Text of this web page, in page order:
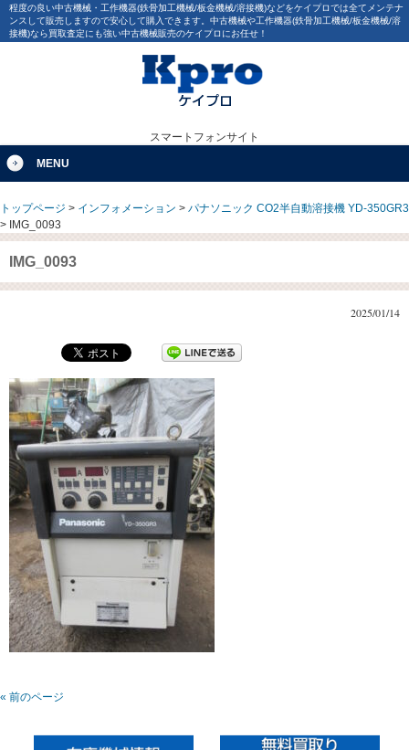
程度の良い中古機械・工作機器(鉄骨加工機械/板金機械/溶接機)などをケイプロでは全てメンテナ
ンスして販売しますので安心して購入できます。中古機械や工作機器(鉄骨加工機械/板金機械/溶
接機)なら買取査定にも強い中古機械販売のケイプロにお任せ！
スマートフォンサイト
MENU
トップページ > インフォメーション > パナソニック CO2半自動溶接機 YD-350GR3
> IMG_0093
IMG_0093
2025/01/14
« 前のページ